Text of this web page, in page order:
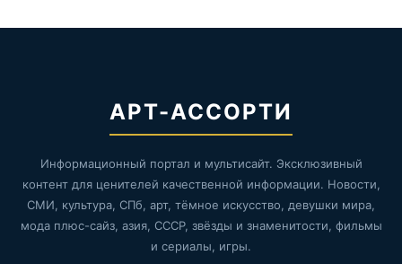
АРТ-АССОРТИ
Информационный портал и мультисайт. Эксклюзивный
контент для ценителей качественной информации. Новости,
СМИ, культура, СПб, арт, тёмное искусство, девушки мира,
мода плюс-сайз, азия, СССР, звёзды и знаменитости, фильмы
и сериалы, игры.